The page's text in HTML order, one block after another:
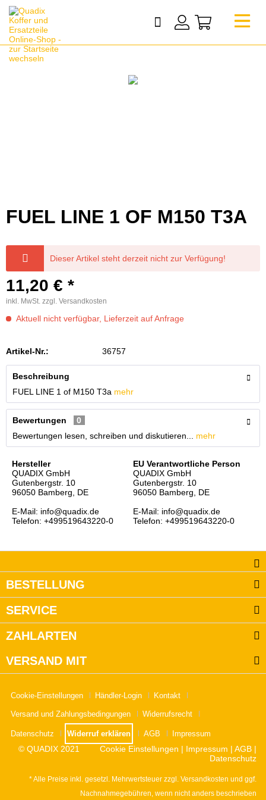
FUEL LINE 1 OF M150 T3A
Dieser Artikel steht derzeit nicht zur Verfügung!
11,20 € *
inkl. MwSt. zzgl. Versandkosten
Aktuell nicht verfügbar, Lieferzeit auf Anfrage
Artikel-Nr.: 36757
Beschreibung
FUEL LINE 1 of M150 T3a mehr
Bewertungen
0
Bewertungen lesen, schreiben und diskutieren...
mehr
Hersteller
QUADIX GmbH
Gutenbergstr. 10
96050 Bamberg, DE
E-Mail: info@quadix.de
Telefon: +499519643220-0
EU Verantwortliche Person
QUADIX GmbH
Gutenbergstr. 10
96050 Bamberg, DE
E-Mail: info@quadix.de
Telefon: +499519643220-0
BESTELLUNG
SERVICE
ZAHLARTEN
VERSAND MIT
Cookie-Einstellungen Händler-Login Kontakt
Versand und Zahlungsbedingungen Widerrufsrecht
Datenschutz Widerruf erklären AGB Impressum
© QUADIX 2021 Cookie Einstellungen | Impressum | AGB |
Datenschutz
* Alle Preise inkl. gesetzl. Mehrwertsteuer zzgl. Versandkosten und ggf.
Nachnahmegebühren, wenn nicht anders beschrieben